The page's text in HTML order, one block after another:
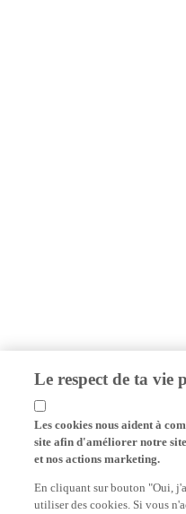
Le respect de ta vie
Les cookies nous aident à
site afin d'améliorer notre
et nos actions marketing.
En cliquant sur bouton "Oui,
utiliser des cookies. Si vous